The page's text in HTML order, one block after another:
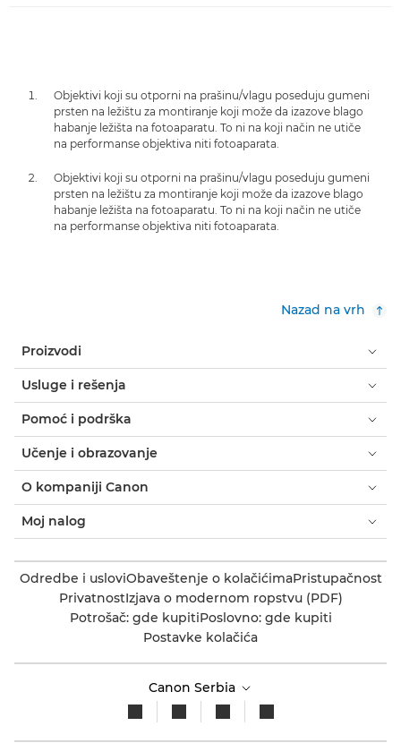
Objektivi koji su otporni na prašinu/vlagu poseduju gumeni
prsten na ležištu za montiranje koji može da izazove blago
habanje ležišta na fotoaparatu. To ni na koji način ne utiče
na performanse objektiva niti fotoaparata.
Objektivi koji su otporni na prašinu/vlagu poseduju gumeni
prsten na ležištu za montiranje koji može da izazove blago
habanje ležišta na fotoaparatu. To ni na koji način ne utiče
na performanse objektiva niti fotoaparata.
Nazad na vrh
Proizvodi
Usluge i rešenja
Pomoć i podrška
Učenje i obrazovanje
O kompaniji Canon
Moj nalog
Odredbe i usloviObaveštenje o kolačićimaPristupačnost
PrivatnostIzjava o modernom ropstvu (PDF)
Potrošač: gde kupitiPoslovno: gde kupiti
Postavke kolačića
Canon Serbia